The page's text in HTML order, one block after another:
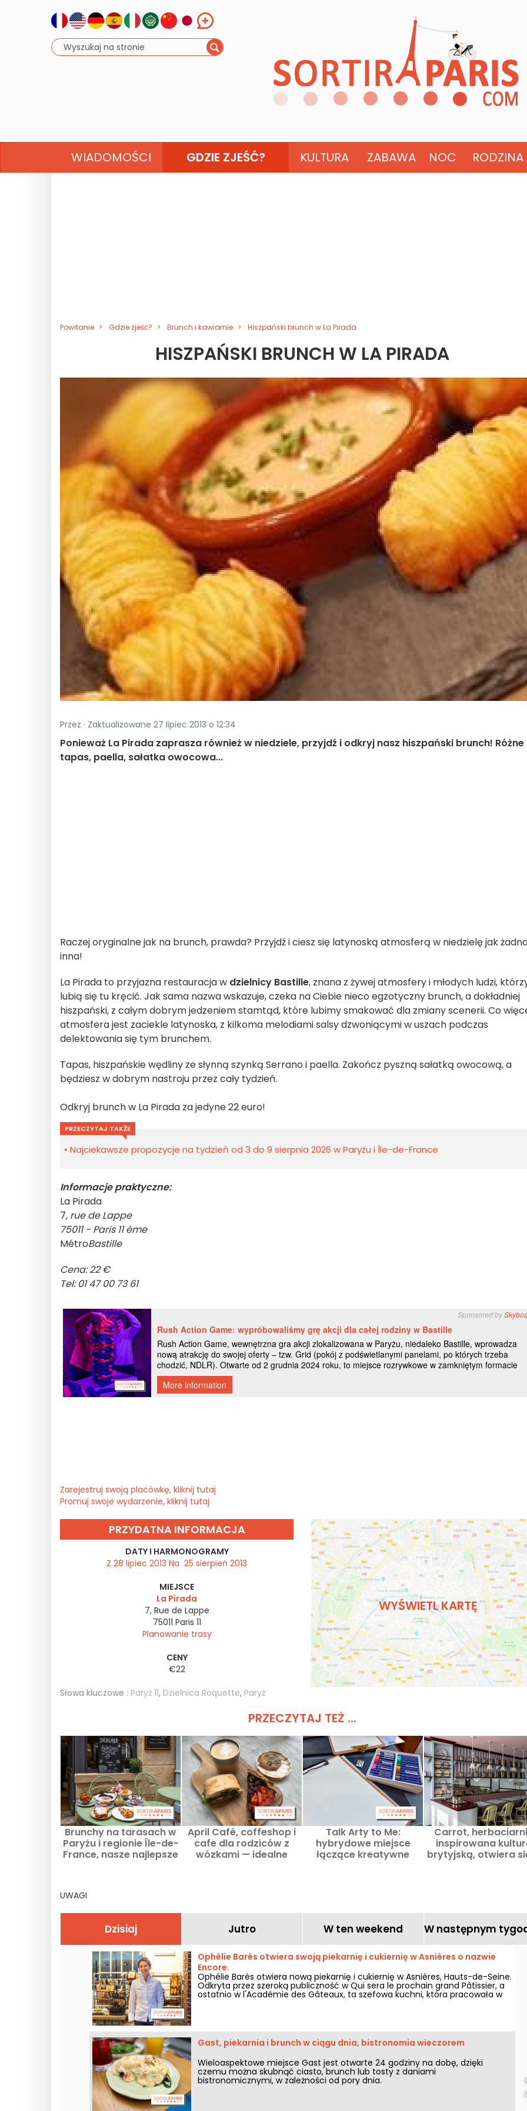
WIADOMOŚCI GDZIE ZJEŚĆ? KULTURA ZABAWA NOC RODZINA
Powitanie Gdzie zjeść? Brunch i kawiarnie Hiszpański brunch w La Pirada
HISZPAŃSKI BRUNCH W LA PIRADA
Przez · Zaktualizowane 27 lipiec 2013 o 12:34
Ponieważ La Pirada zaprasza również w niedziele, przyjdź i odkryj nasz hiszpański brunch! Różne
tapas, paella, sałatka owocowa...
Raczej oryginalne jak na brunch, prawda? Przyjdź i ciesz się latynoską atmosferą w niedzielę jak
inna!
La Pirada to przyjazna restauracja w dzielnicy Bastille, znana z żywej atmosfery i młodych ludzi,
lubią się tu kręcić. Jak sama nazwa wskazuje, czeka na Ciebie nieco egzotyczny brunch, a dokładniej
hiszpański, z całym dobrym jedzeniem stamtąd, które lubimy smakować dla zmiany scenerii. Co
atmosfera jest zaciekle latynoska, z kilkoma melodiami salsy dzwoniącymi w uszach podczas
delektowania się tym brunchem.
Tapas, hiszpańskie wędliny ze słynną szynką Serrano i paella. Zakończ pyszną sałatką owocową, a
będziesz w dobrym nastroju przez cały tydzień.
Odkryj brunch w La Pirada za jedyne 22 euro!
PRZECZYTAJ TAKŻE
Najciekawsze propozycje na tydzień od 3 do 9 sierpnia 2026 w Paryżu i Île-de-France
Informacje praktyczne:
La Pirada
7, rue de Lappe
75011 - Paris 11 ème
MétroBastille
Cena: 22 €
Tel: 01 47 00 73 61
Zarejestruj swoją placówkę, kliknij tutaj
Promuj swoje wydarzenie, kliknij tutaj
PRZYDATNA INFORMACJA
DATY I HARMONOGRAMY
Z 28 lipiec 2013 Na 25 sierpień 2013
MIEJSCE
La Pirada
7, Rue de Lappe
75011 Paris 11
Planowanie trasy
CENY
€22
WYŚWIETL KARTĘ
Słowa kluczowe : Paryż 11, Dzielnica Roquette, Paryż
PRZECZYTAJ TEŻ ...
Brunchy na tarasach w
Paryżu i regionie Île-de-
France, nasze najlepsze
April Café, coffeshop i
cafe dla rodziców z
wózkami — idealne
Talk Arty to Me:
hybrydowe miejsce
łączące kreatywne
Carrot,
inspirowana
brytyjską, otwiera
UWAGI
Dzisiaj Jutro W ten weekend W następnym
Ophélie Barès otwiera swoją piekarnię i cukiernię w Asnières o nazwie
Encore.
Ophélie Barès otwiera nową piekarnię i cukiernię w Asnières, Hauts-de-Seine.
Odkryta przez szeroką publiczność w Qui sera le prochain grand Pâtissier, a
ostatnio w l'Académie des Gâteaux, ta szefowa kuchni, która pracowała w
Gast, piekarnia i brunch w ciągu dnia, bistronomia wieczorem
Wieloaspektowe miejsce Gast jest otwarte 24 godziny na dobę, dzięki
czemu można skubnąć ciasto, brunch lub tosty z daniami
bistronomicznymi, w zależności od pory dnia.